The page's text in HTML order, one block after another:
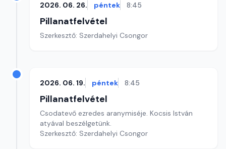
2026. 06. 26. péntek 8:45
Pillanatfelvétel
Szerkesztő: Szerdahelyi Csongor
2026. 06. 19. péntek 8:45
Pillanatfelvétel
Csodatevő ezredes aranymiséje. Kocsis István
atyával beszélgetünk.
Szerkesztő: Szerdahelyi Csongor